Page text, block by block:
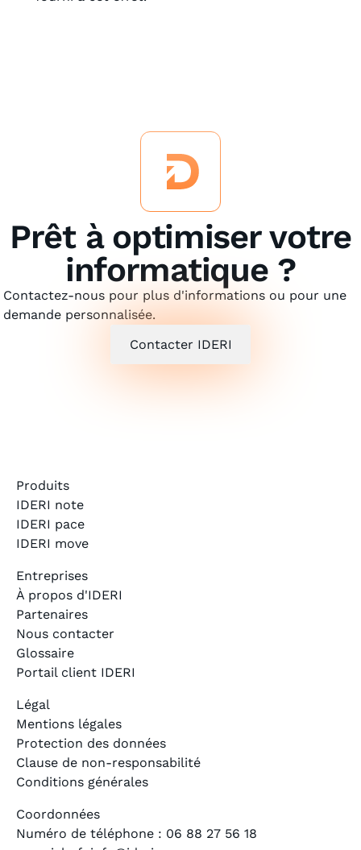
Prêt à optimiser votre
informatique ?
Contactez-nous pour plus d'informations ou pour une
demande personnalisée.
Contacter IDERI
Produits
IDERI note
IDERI pace
IDERI move
Entreprises
À propos d'IDERI
Partenaires
Nous contacter
Glossaire
Portail client IDERI
Légal
Mentions légales
Protection des données
Clause de non-responsabilité
Conditions générales
Coordonnées
Numéro de téléphone : 06 88 27 56 18